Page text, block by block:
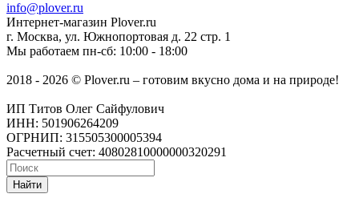
info@plover.ru
Интернет-магазин Plover.ru
г. Москва, ул. Южнопортовая д. 22 стр. 1
Мы работаем пн-сб: 10:00 - 18:00
2018 - 2026 © Plover.ru – готовим вкусно дома и на природе!
ИП Титов Олег Сайфулович
ИНН: 501906264209
ОГРНИП: 315505300005394
Расчетный счет: 40802810000000320291
Найти